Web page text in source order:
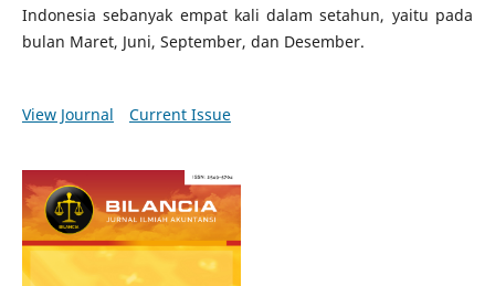
Indonesia sebanyak empat kali dalam setahun, yaitu pada
bulan Maret, Juni, September, dan Desember.
View Journal Current Issue